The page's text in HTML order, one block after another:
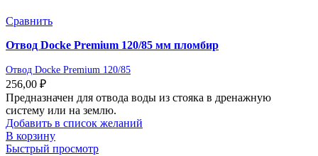
Сравнить
Отвод Docke Premium 120/85 мм пломбир
Отвод Docke Premium 120/85
256,00 ₽
Предназначен для отвода воды из стояка в дренажную
систему или на землю.
Добавить в список желаний
В корзину
Быстрый просмотр